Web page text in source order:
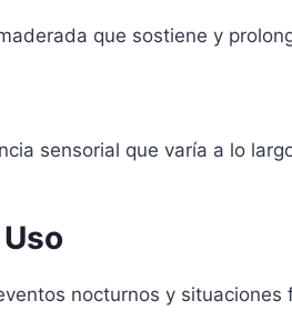
que sostiene y
sensorial que varía a lo
nocturnos y